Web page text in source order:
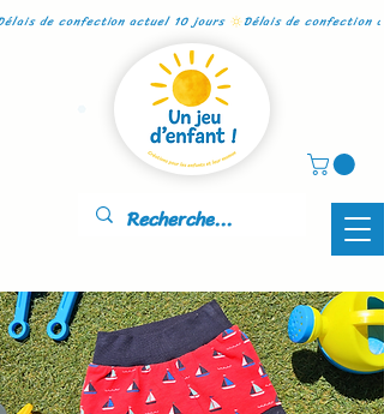
de confection actuel 10 jours